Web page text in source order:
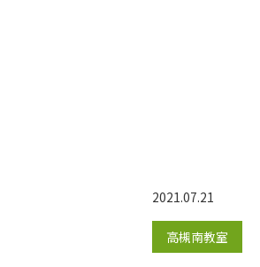
2021.07.21
高槻南教室